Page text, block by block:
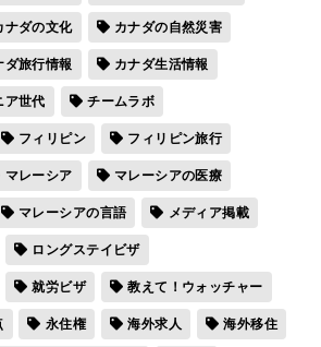
ナダの文化
カナダの自然災害
ダ旅行情報
カナダ生活情報
ア世代
チームラボ
フィリピン
フィリピン旅行
マレーシア
マレーシアの医療
マレーシアの言語
メディア掲載
ロングステイビザ
就労ビザ
教えて！ウォッチャー
永住権 海外求人
海外移住